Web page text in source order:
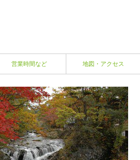
営業時間など 地図・アクセス